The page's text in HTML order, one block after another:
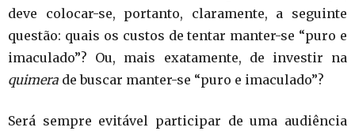
deve colocar-se, portanto, claramente, a seguinte
questão: quais os custos de tentar manter-se “puro e
imaculado”? Ou, mais exatamente, de investir na
quimera de buscar manter-se “puro e imaculado”?
Será sempre evitável participar de uma audiência